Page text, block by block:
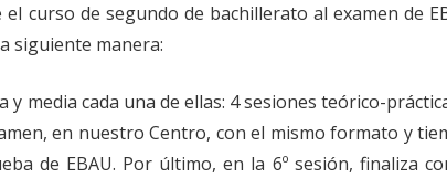
curso de segundo de bachillerato al examen de
siguiente manera:
media cada una de ellas: 4 sesiones teórico-
en nuestro Centro, con el mismo formato y
de EBAU. Por último, en la 6º sesión, finaliza